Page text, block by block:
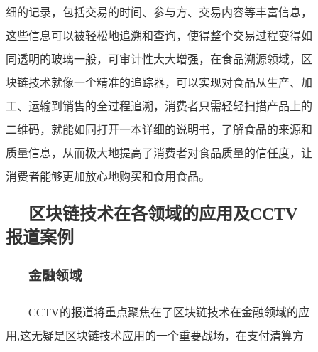
细的记录，包括交易的时间、参与方、交易内容等丰富信息，
这些信息可以被轻松地追溯和查询，使得整个交易过程变得如
同透明的玻璃一般，可审计性大大增强，在食品溯源领域，区
块链技术就像一个精准的追踪器，可以实现对食品从生产、加
工、运输到销售的全过程追溯，消费者只需轻轻扫描产品上的
二维码，就能如同打开一本详细的说明书，了解食品的来源和
质量信息，从而极大地提高了消费者对食品质量的信任度，让
消费者能够更加放心地购买和食用食品。
区块链技术在各领域的应用及CCTV
报道案例
金融领域
CCTV的报道将重点聚焦在了区块链技术在金融领域的应
用,这无疑是区块链技术应用的一个重要战场，在支付清算方